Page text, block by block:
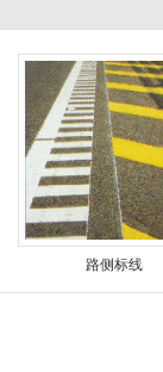
路侧标线